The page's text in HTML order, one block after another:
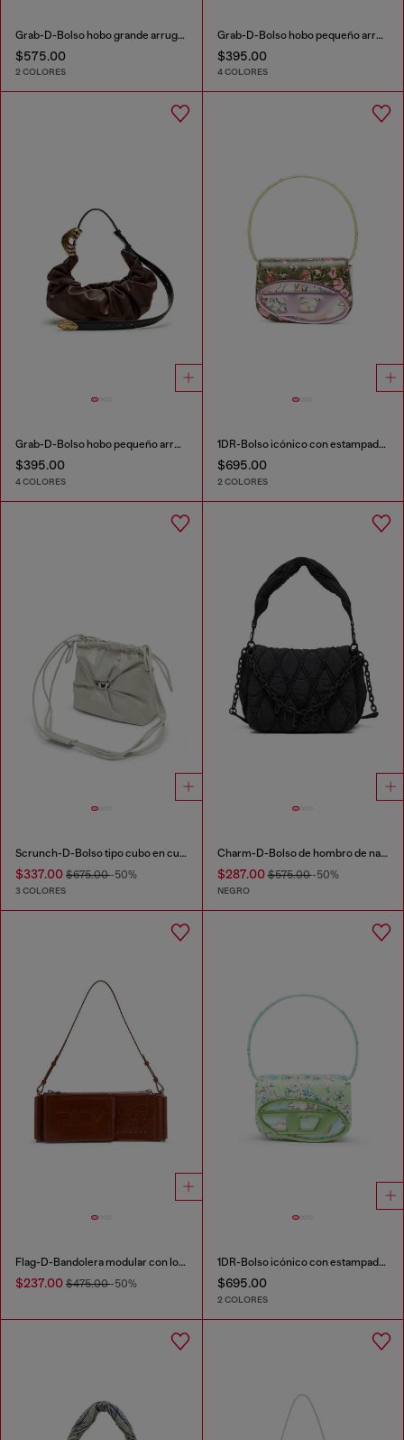
Grab-D-Bolso hobo grande arrugado
$575.00
2 COLORES
Grab-D-Bolso hobo pequeño arrugado
$395.00
4 COLORES
Grab-D-Bolso hobo pequeño arrugado
$395.00
4 COLORES
1DR-Bolso icónico con estampado floral
$695.00
2 COLORES
Scrunch-D-Bolso tipo cubo en cuero arrugado y brillante
$337.00 $675.00-50%
3 COLORES
Charm-D-Bolso de hombro de nailon acolchado
$287.00$575.00-50%
NEGRO
Flag-D-Bandolera modular con logo en relieve y lavado oscuro
$237.00 $475.00-50%
1DR-Bolso icónico con estampado floral
$695.00
2 COLORES